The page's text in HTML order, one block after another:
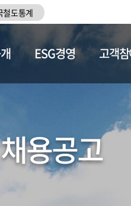
철도통계
ESG경영 고객
채용공고